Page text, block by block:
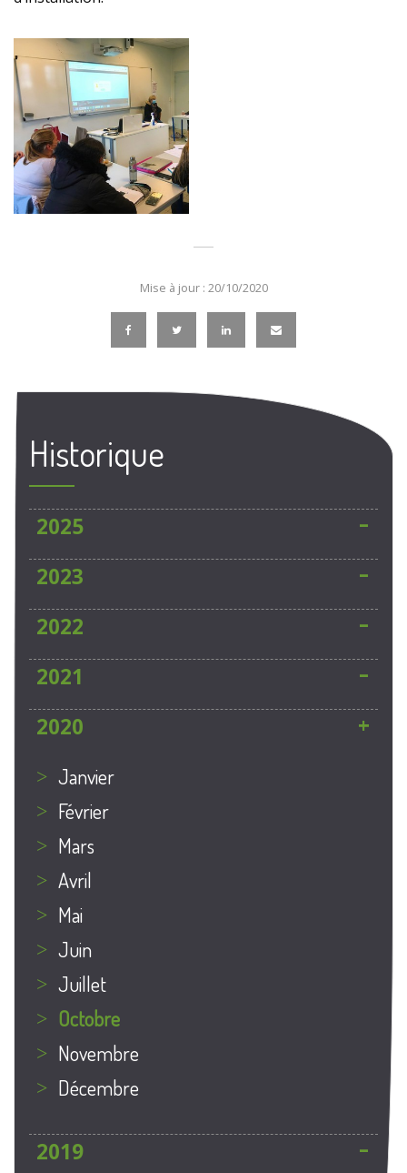
Mise à jour : 20/10/2020
Historique
2025
2023
2022
2021
2020
janvier
Février
mars
avril
mai
juin
juillet
octobre
novembre
décembre
2019